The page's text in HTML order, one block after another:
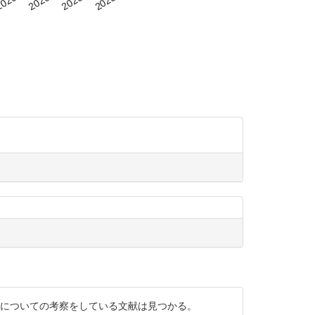
いての考察をしている文献は見つかる。